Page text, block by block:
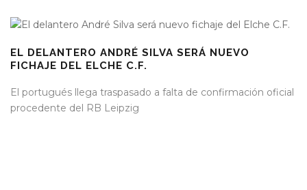
EL DELANTERO ANDRÉ SILVA SERÁ NUEVO
FICHAJE DEL ELCHE C.F.
El portugués llega traspasado a falta de confirmación oficial
procedente del RB Leipzig